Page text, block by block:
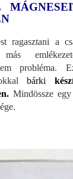
ragasztani a
probléma.
bárki
Mindössze